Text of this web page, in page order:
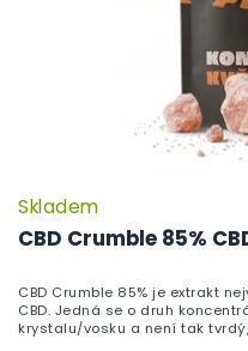
CBD Crumble 85%
Skladem
CBD Crumble 85% je extrakt
CBD. Jedná se o druh
krystalu/vosku a není tak